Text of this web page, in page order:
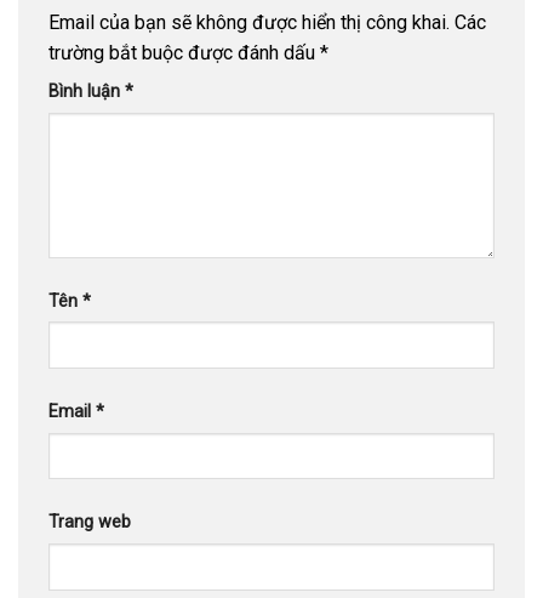
Email của bạn sẽ không được hiển thị công khai. Các
trường bắt buộc được đánh dấu *
Bình luận *
Tên *
Email *
Trang web